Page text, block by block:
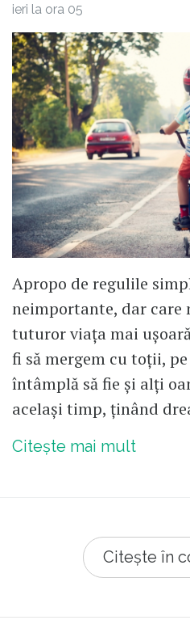
ieri la ora 05
Apropo de regulile
neimportante, dar care
tuturor viața mai
fi să mergem cu toții,
întâmplă să fie și alți
același timp, ținând
Citește mai mult
Citește în